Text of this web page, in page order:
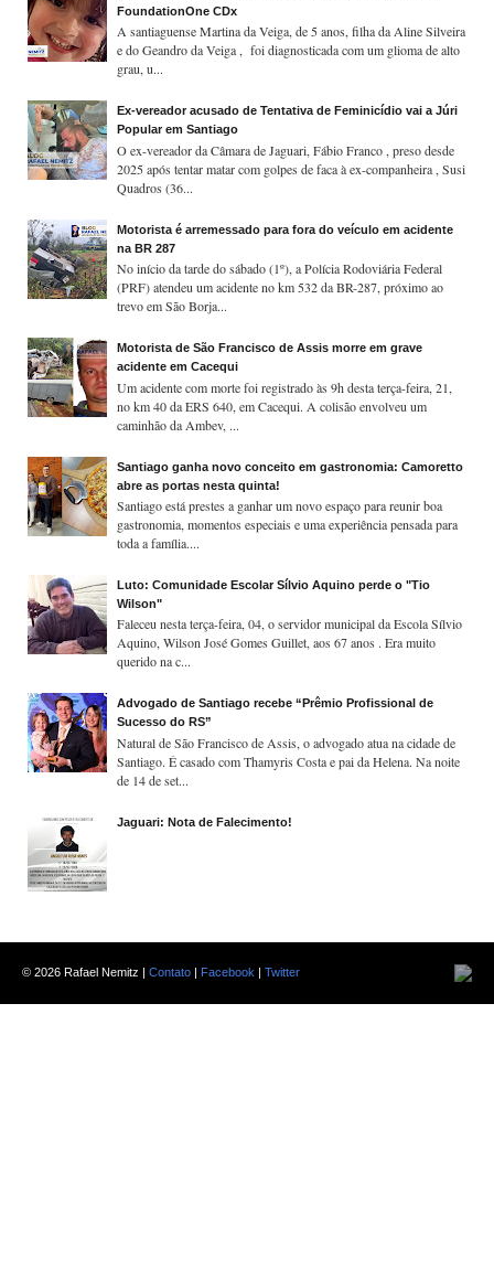
FoundationOne CDx
A santiaguense Martina da Veiga, de 5 anos, filha da Aline Silveira
e do Geandro da Veiga , foi diagnosticada com um glioma de alto
grau, u...
Ex-vereador acusado de Tentativa de Feminicídio vai a Júri
Popular em Santiago
O ex-vereador da Câmara de Jaguari, Fábio Franco , preso desde
2025 após tentar matar com golpes de faca à ex-companheira , Susi
Quadros (36...
Motorista é arremessado para fora do veículo em acidente
na BR 287
No início da tarde do sábado (1º), a Polícia Rodoviária Federal
(PRF) atendeu um acidente no km 532 da BR-287, próximo ao
trevo em São Borja...
Motorista de São Francisco de Assis morre em grave
acidente em Cacequi
Um acidente com morte foi registrado às 9h desta terça-feira, 21,
no km 40 da ERS 640, em Cacequi. A colisão envolveu um
caminhão da Ambev, ...
Santiago ganha novo conceito em gastronomia: Camoretto
abre as portas nesta quinta!
Santiago está prestes a ganhar um novo espaço para reunir boa
gastronomia, momentos especiais e uma experiência pensada para
toda a família....
Luto: Comunidade Escolar Sílvio Aquino perde o "Tio
Wilson"
Faleceu nesta terça-feira, 04, o servidor municipal da Escola Sílvio
Aquino, Wilson José Gomes Guillet, aos 67 anos . Era muito
querido na c...
Advogado de Santiago recebe “Prêmio Profissional de
Sucesso do RS”
Natural de São Francisco de Assis, o advogado atua na cidade de
Santiago. É casado com Thamyris Costa e pai da Helena. Na noite
de 14 de set...
Jaguari: Nota de Falecimento!
© 2026 Rafael Nemitz | Contato | Facebook | Twitter